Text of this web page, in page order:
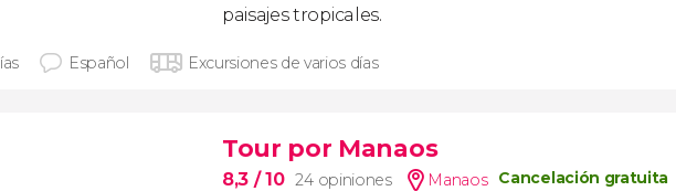
paisajes tropicales.
Español Excursiones de varios días
Tour por Manaos
8,3 / 10 24 opiniones Manaos Cancelación gratuita